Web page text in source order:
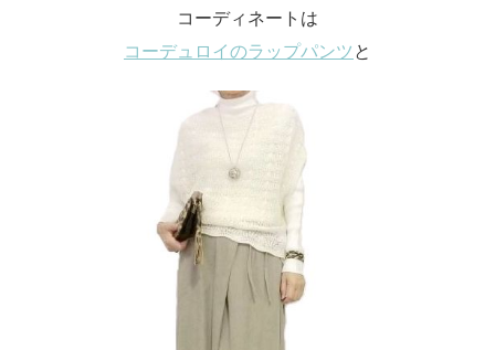
コーディネートは
コーデュロイのラップパンツ と